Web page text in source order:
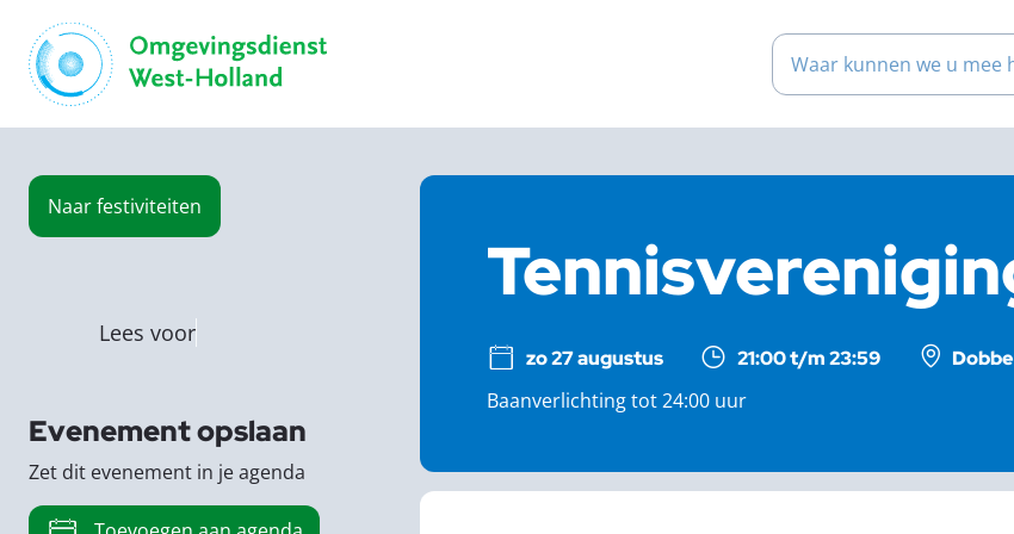
Waar kunnen we u
Naarfestiviteiten
zo 27 augustus 21:00 t/m 23:59
Baanverlichting tot 24:00 uur
Lees voor
Evenement opslaan
Zet dit evenement in je agenda